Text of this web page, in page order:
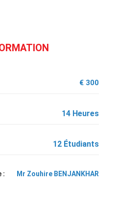
€ 300
14 Heures
12 Étudiants
: Mr Zouhire BENJANKHAR